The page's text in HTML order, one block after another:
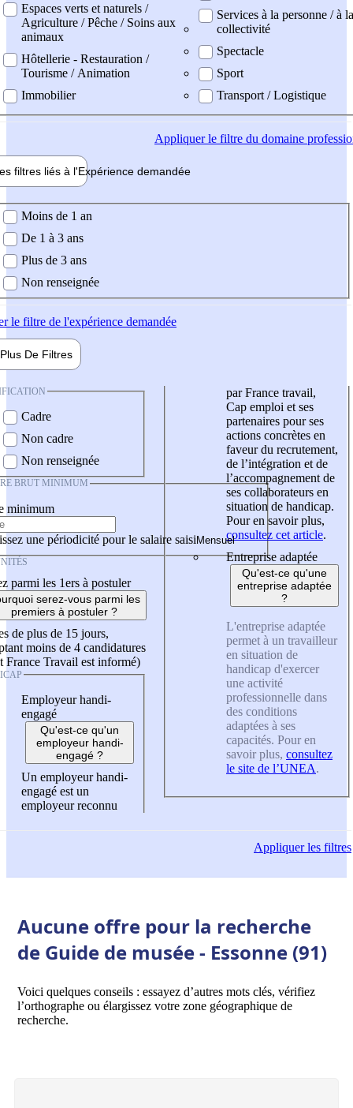
Espaces verts et naturels /
Agriculture / Pêche / Soins aux
animaux
Hôtellerie - Restauration /
Tourisme / Animation
Immobilier
Services à la personne / à la
collectivité
Spectacle
Sport
Transport / Logistique
Appliquerle filtre du domaine
filtres liés à l'Expérience demandée
demandée
Moins de 1 an
De 1 à 3 ans
Plus de 3 ans
Non renseignée
le filtre de l'expérience demandée
Plus De Filtres
Cadre
Non cadre
Non renseignée
BRUT MINIMUM
minimum
une périodicité pour le salaire saisi
parmi les 1ers à postuler
serez-vous parmi les
premiers à postuler ?
de plus de 15 jours,
moins de 4 candidatures
France Travail est informé)
Employeur handi-
engagé
Qu'est-ce qu'un
employeur handi-
engagé ?
Un employeur handi-
engagé est un
employeur reconnu
par France travail,
Cap emploi et ses
partenaires pour ses
actions concrètes en
faveur du recrutement,
de l’intégration et de
l’accompagnement de
ses collaborateurs en
situation de handicap.
Pour en savoir plus,
consultez cet article.
Entreprise adaptée
Qu'est-ce qu'une
entreprise adaptée
?
L'entreprise adaptée
permet à un travailleur
en situation de
handicap d'exercer
une activité
professionnelle dans
des conditions
adaptées à ses
capacités. Pour en
savoir plus, consultez
le site de l’UNEA.
Appliquerles filtres
Aucune offre pour la recherche
de Guide de musée - Essonne (91)
Voici quelques conseils : essayez d’autres mots clés, vérifiez
l’orthographe ou élargissez votre zone géographique de
recherche.